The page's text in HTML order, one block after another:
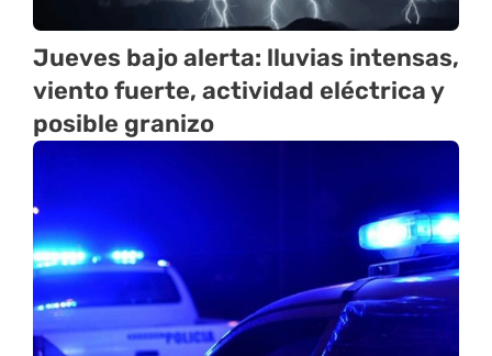
Jueves bajo alerta: lluvias intensas,
viento fuerte, actividad eléctrica y
posible granizo